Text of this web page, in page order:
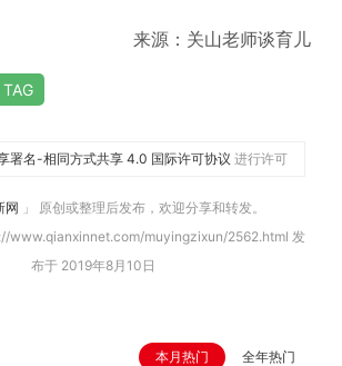
来源：关山老师谈育儿
署名-相同方式共享 4.0 国际许可协议 进行许可
网 」 原创或整理后发布，欢迎分享和转发。
www.qianxinnet.com/muyingzixun/2562.html 发
布于 2019年8月10日
本月热门 全年热门